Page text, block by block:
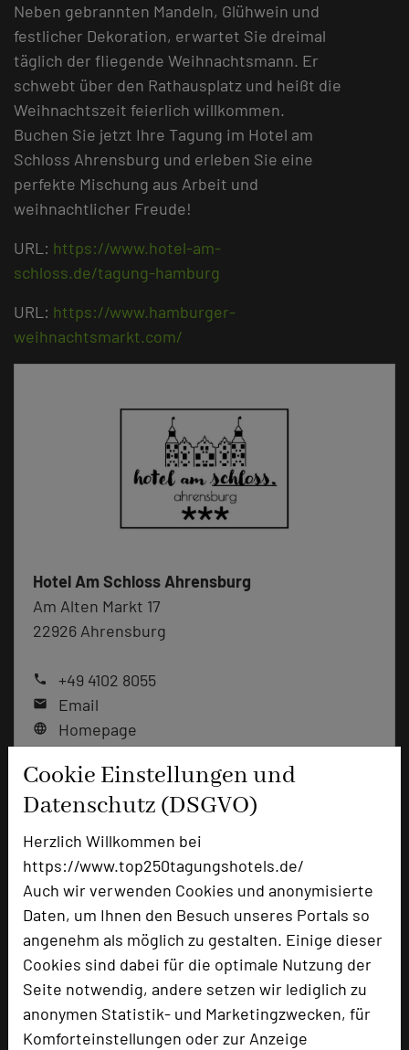
Cookie Einstellungen und
Datenschutz (DSGVO)
Herzlich Willkommen bei
https://www.top250tagungshotels.de/
Auch wir verwenden Cookies und anonymisierte
Daten, um Ihnen den Besuch unseres Portals so
angenehm als möglich zu gestalten. Einige dieser
Cookies sind dabei für die optimale Nutzung der
Seite notwendig, andere setzen wir lediglich zu
anonymen Statistik- und Marketingzwecken, für
Komforteinstellungen oder zur Anzeige
Neben gebrannten Mandeln, Glühwein und
festlicher Dekoration, erwartet Sie dreimal
täglich der fliegende Weihnachtsmann. Er
schwebt über den Rathausplatz und heißt die
Weihnachtszeit feierlich willkommen.
Buchen Sie jetzt Ihre Tagung im Hotel am
Schloss Ahrensburg und erleben Sie eine
perfekte Mischung aus Arbeit und
weihnachtlicher Freude!
URL: https://www.hotel-am-
schloss.de/tagung-hamburg
URL: https://www.hamburger-
weihnachtsmarkt.com/
Hotel Am Schloss Ahrensburg
Am Alten Markt 17
22926 Ahrensburg
phone +49 4102 8055
mail Email
language Homepage
zur Tagungsanfrage hinzufügen
Bewertung
Tagungsplaner
Tagungsteilnehmer